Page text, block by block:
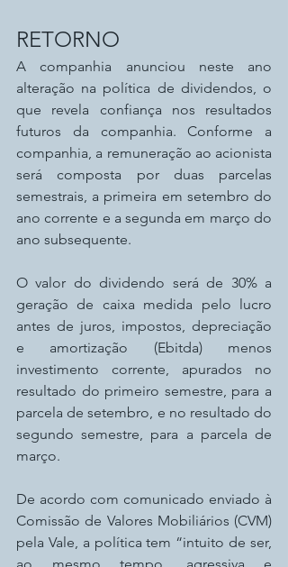
RETORNO
A companhia anunciou neste ano
alteração na política de dividendos, o
que revela confiança nos resultados
futuros da companhia. Conforme a
companhia, a remuneração ao acionista
será composta por duas parcelas
semestrais, a primeira em setembro do
ano corrente e a segunda em março do
ano subsequente.
O valor do dividendo será de 30% a
geração de caixa medida pelo lucro
antes de juros, impostos, depreciação
e amortização (Ebitda) menos
investimento corrente, apurados no
resultado do primeiro semestre, para a
parcela de setembro, e no resultado do
segundo semestre, para a parcela de
março.
De acordo com comunicado enviado à
Comissão de Valores Mobiliários (CVM)
pela Vale, a política tem “intuito de ser,
ao mesmo tempo, agressiva e